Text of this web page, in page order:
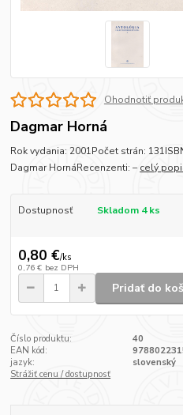
Ohodnotiť
Dagmar Horná
Rok vydania: 2001Počet strán:
Dagmar HornáRecenzenti: –celý
Dostupnosť Skladom 4 ks
0,80 €/ks
0,76 € bez DPH
Pridať do
Číslo produktu:
40
EAN kód:
jazyk:
slovenský
Strážiť cenu / dostupnosť